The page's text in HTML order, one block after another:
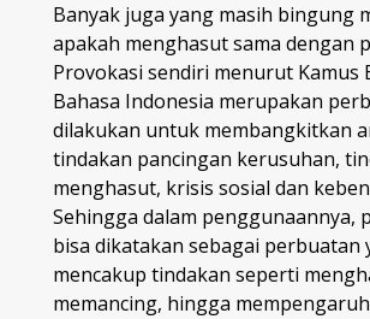
Banyak juga yang masih bingung
apakah menghasut sama dengan
Provokasi sendiri menurut Kamus
Bahasa Indonesia merupakan
dilakukan untuk membangkitkan
tindakan pancingan kerusuhan,
menghasut, krisis sosial dan
Sehingga dalam penggunaannya,
bisa dikatakan sebagai perbuatan
mencakup tindakan seperti
memancing, hingga